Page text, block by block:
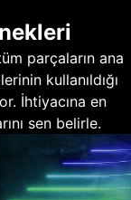
parçaların ana
kullanıldığı
İhtiyacına en
sen belirle.